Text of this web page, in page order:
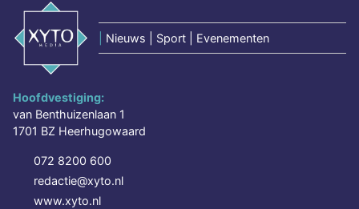
Nieuws | Sport | Evenementen
Hoofdvestiging:
van Benthuizenlaan 1
1701 BZ Heerhugowaard
072 8200 600
redactie@xyto.nl
www.xyto.nl